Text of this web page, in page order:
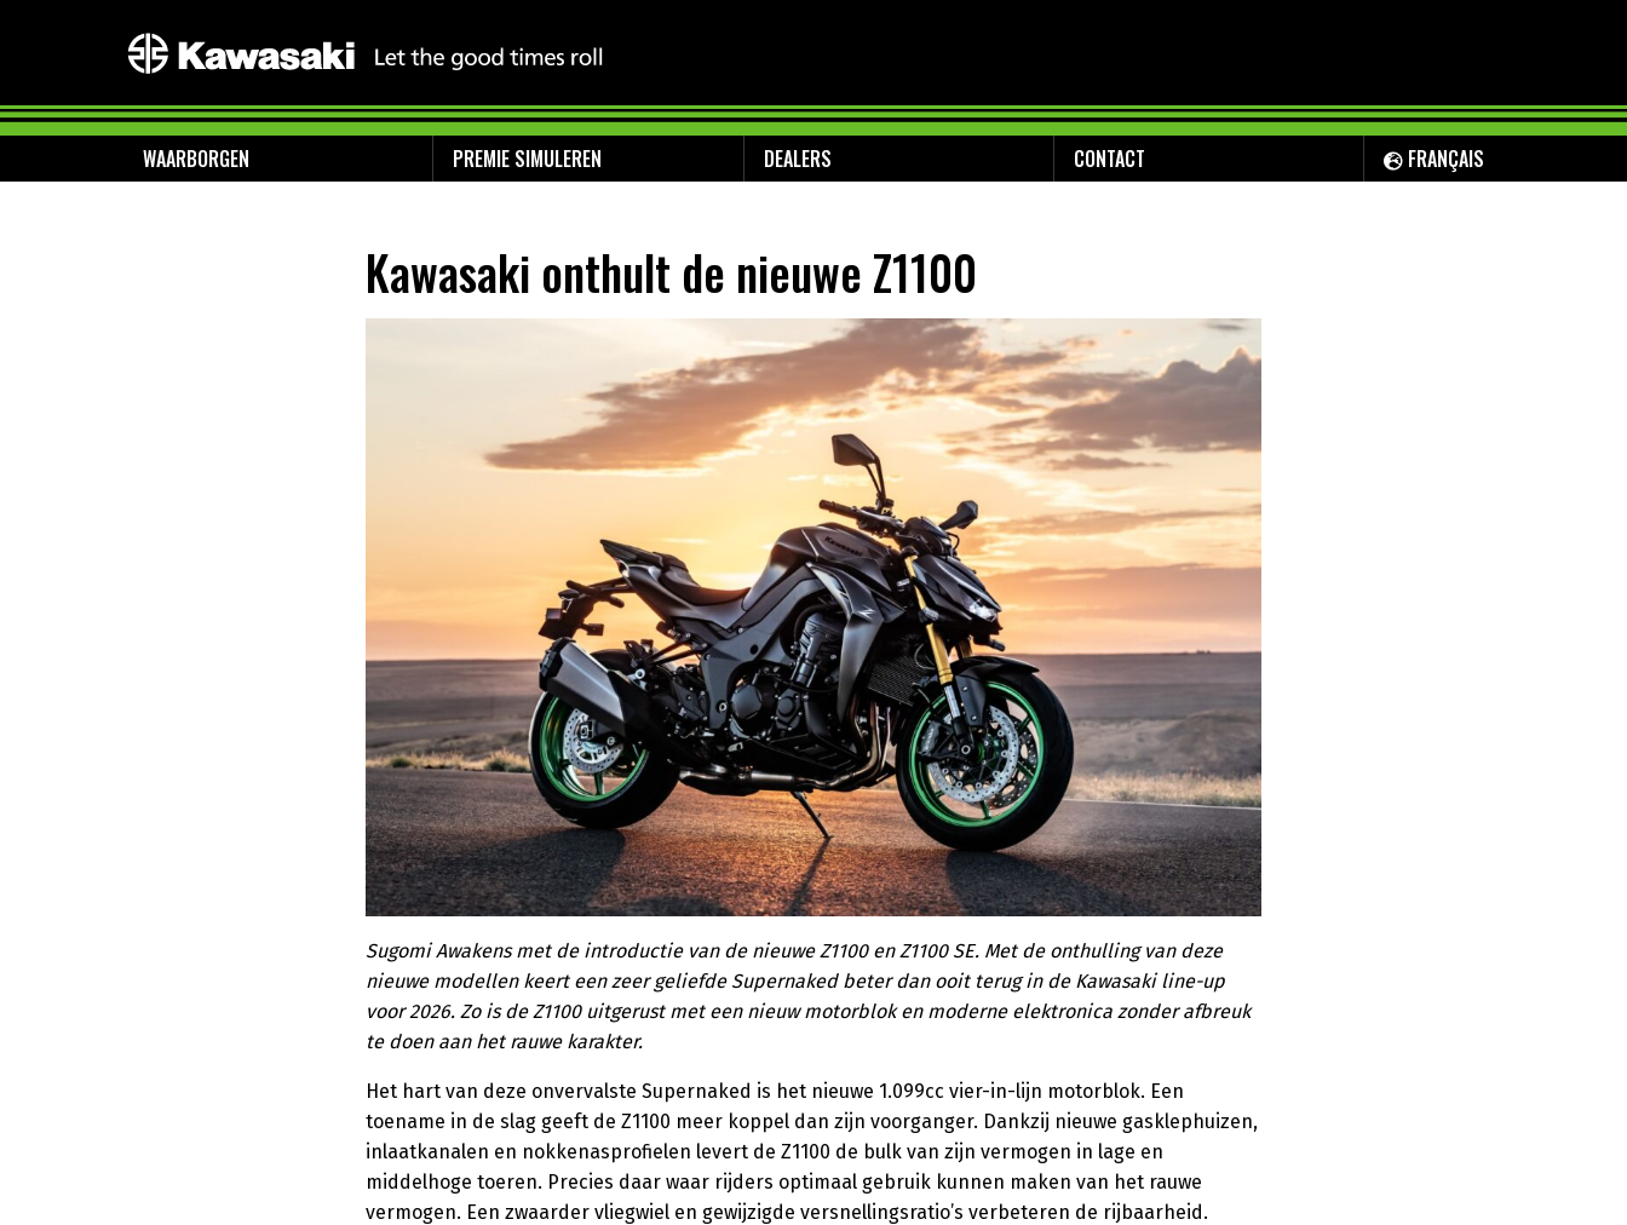
WAARBORGEN PREMIE SIMULEREN DEALERS CONTACT FRANÇAIS
Kawasaki onthult de nieuwe Z1100
Sugomi Awakens met de introductie van de nieuwe Z1100 en Z1100 SE. Met de onthulling van deze
nieuwe modellen keert een zeer geliefde Supernaked beter dan ooit terug in de Kawasaki line-up
voor 2026. Zo is de Z1100 uitgerust met een nieuw motorblok en moderne elektronica zonder afbreuk
te doen aan het rauwe karakter.
Het hart van deze onvervalste Supernaked is het nieuwe 1.099cc vier-in-lijn motorblok. Een
toename in de slag geeft de Z1100 meer koppel dan zijn voorganger. Dankzij nieuwe gasklephuizen,
inlaatkanalen en nokkenasprofielen levert de Z1100 de bulk van zijn vermogen in lage en
middelhoge toeren. Precies daar waar rijders optimaal gebruik kunnen maken van het rauwe
vermogen. Een zwaarder vliegwiel en gewijzigde versnellingsratio’s verbeteren de rijbaarheid.